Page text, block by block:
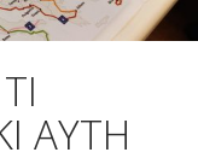
ΑΥΤΗ